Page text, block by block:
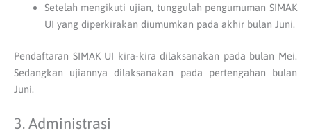
Setelah mengikuti ujian, tunggulah pengumuman SIMAK
UI yang diperkirakan diumumkan pada akhir bulan Juni.
Pendaftaran SIMAK UI kira-kira dilaksanakan pada bulan Mei.
Sedangkan ujiannya dilaksanakan pada pertengahan bulan
Juni.
3. Administrasi